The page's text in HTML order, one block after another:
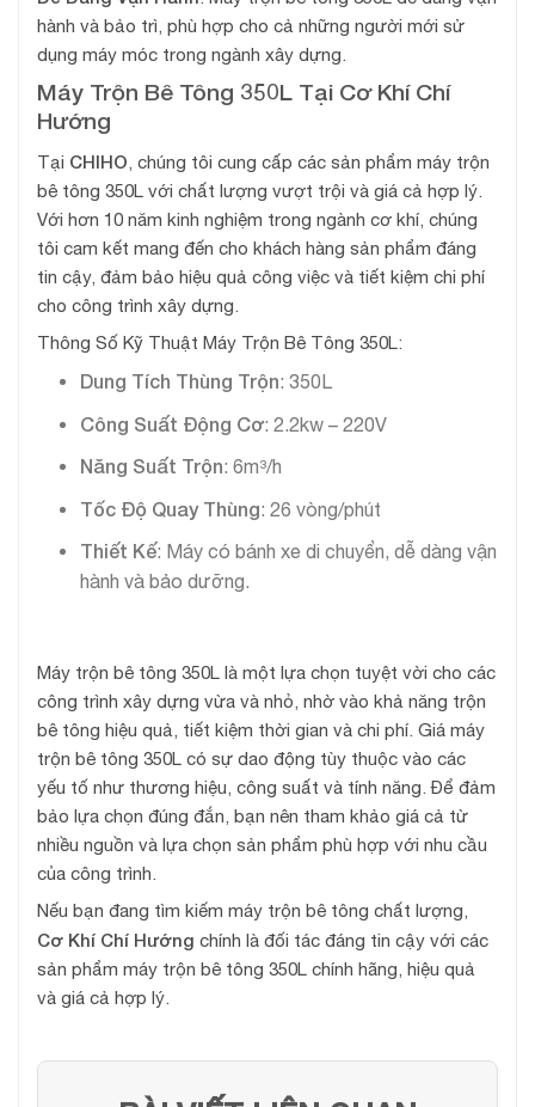
hành và bảo trì, phù hợp cho cả những người mới sử
dụng máy móc trong ngành xây dựng.
Máy Trộn Bê Tông 350L Tại Cơ Khí Chí
Hướng
Tại CHIHO , chúng tôi cung cấp các sản phẩm máy trộn
bê tông 350L với chất lượng vượt trội và giá cả hợp lý.
Với hơn 10 năm kinh nghiệm trong ngành cơ khí, chúng
tôi cam kết mang đến cho khách hàng sản phẩm đáng
tin cậy, đảm bảo hiệu quả công việc và tiết kiệm chi phí
cho công trình xây dựng.
Thông Số Kỹ Thuật Máy Trộn Bê Tông 350L:
Dung Tích Thùng Trộn: 350L
Công Suất Động Cơ: 2.2kw – 220V
Năng Suất Trộn: 6m³/h
Tốc Độ Quay Thùng: 26 vòng/phút
Thiết Kế: Máy có bánh xe di chuyển, dễ dàng vận
hành và bảo dưỡng.
Máy trộn bê tông 350L là một lựa chọn tuyệt vời cho các
công trình xây dựng vừa và nhỏ, nhờ vào khả năng trộn
bê tông hiệu quả, tiết kiệm thời gian và chi phí. Giá máy
trộn bê tông 350L có sự dao động tùy thuộc vào các
yếu tố như thương hiệu, công suất và tính năng. Để đảm
bảo lựa chọn đúng đắn, bạn nên tham khảo giá cả từ
nhiều nguồn và lựa chọn sản phẩm phù hợp với nhu cầu
của công trình.
Nếu bạn đang tìm kiếm máy trộn bê tông chất lượng,
Cơ Khí Chí Hướng chính là đối tác đáng tin cậy với các
sản phẩm máy trộn bê tông 350L chính hãng, hiệu quả
và giá cả hợp lý.